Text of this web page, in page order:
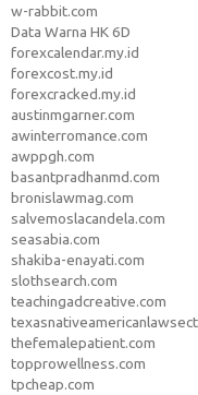
w-rabbit.com
Data Warna HK 6D
forexcalendar.my.id
forexcost.my.id
forexcracked.my.id
austinmgarner.com
awinterromance.com
awppgh.com
basantpradhanmd.com
bronislawmag.com
salvemoslacandela.com
seasabia.com
shakiba-enayati.com
slothsearch.com
teachingadcreative.com
thefemalepatient.com
topprowellness.com
tpcheap.com